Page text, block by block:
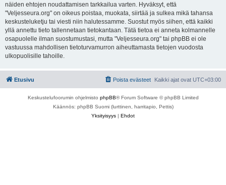
näiden ehtojen noudattamisen tarkkailua varten. Hyväksyt, että
"Veljesseura.org" on oikeus poistaa, muokata, siirtää ja sulkea mikä tahansa
keskusteluketju tai viesti niin halutessamme. Suostut myös siihen, että kaikki
yllä annettu tieto tallennetaan tietokantaan. Tätä tietoa ei anneta kolmannelle
osapuolelle ilman suostumustasi, mutta "Veljesseura.org" tai phpBB ei ole
vastuussa mahdollisen tietoturvamurron aiheuttamasta tietojen vuodosta
ulkopuolisille tahoille.
Etusivu Kaikki ajat ovat UTC+03:00
Poista evästeet
Keskustelufoorumin ohjelmisto phpBB® Forum Software © phpBB Limited
Käännös: phpBB Suomi (lurttinen, harritapio, Pettis)
Yksityisyys | Ehdot